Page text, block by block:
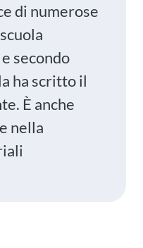
di numerose
secondo
ha scritto il
È anche
nella